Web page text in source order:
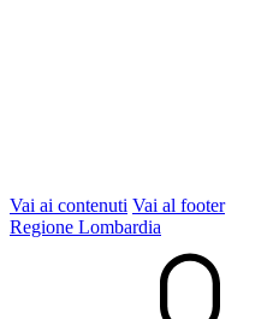
Vai ai contenuti Vai al footer
Regione Lombardia